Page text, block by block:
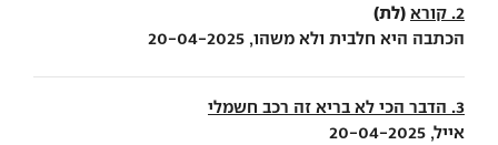
2. קורא (לת)
הכתבה היא חלבית ולא משהו, 20-04-2025
3. הדבר הכי לא בריא זה רכב חשמלי
אייל, 20-04-2025